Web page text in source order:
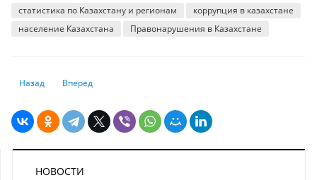
статистика по Казахстану и регионам
коррупция в казахстане
население Казахстана
Правонарушения в Казахстане
Предыдущий: 24 тысячи студентов Казахстана вузов ждут мест в
Назад Следующий: Средний возвраст авиапарка Казахстана -11
Вперед
НОВОСТИ